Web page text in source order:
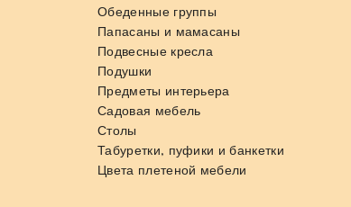
Обеденные группы
Папасаны и мамасаны
Подвесные кресла
Подушки
Предметы интерьера
Садовая мебель
Столы
Табуретки, пуфики и банкетки
Цвета плетеной мебели